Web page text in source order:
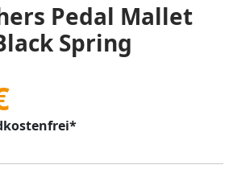
Pedal Mallet
Spring